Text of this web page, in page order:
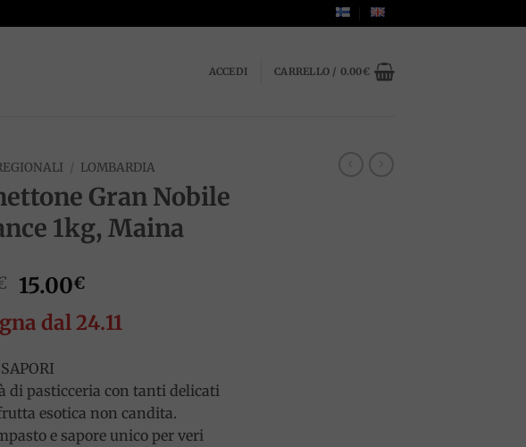
ACCEDI CARRELLO / 0.00€
/ LOMBARDIA
Gran Nobile
1kg, Maina
Il
originale
30.00€.
15.00€Il
attuale
dal 24.11
di pasticceria con tanti delicati
esotica non candita.
e sapore unico per veri